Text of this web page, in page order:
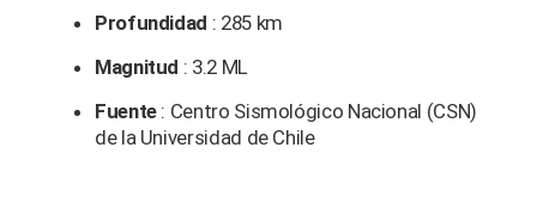
Profundidad : 285 km
Magnitud : 3.2 ML
Fuente: Centro Sismológico Nacional (CSN)
de la Universidad de Chile